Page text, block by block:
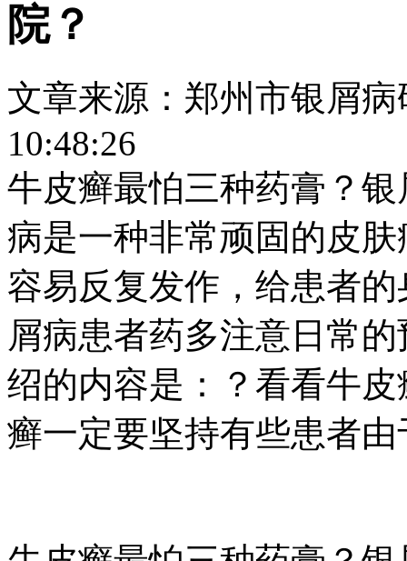
院？
文章来源：郑州市银屑
10:48:26
牛皮癣最怕三种药膏？
病是一种非常顽固的皮
容易反复发作，给患者
屑病患者药多注意日常
绍的内容是：？看看牛
癣一定要坚持有些患者由